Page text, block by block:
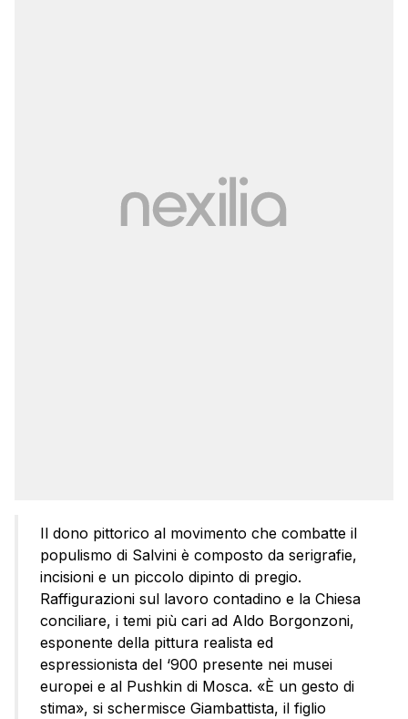
Il dono pittorico al movimento che combatte il
populismo di Salvini è composto da serigrafie,
incisioni e un piccolo dipinto di pregio.
Raffigurazioni sul lavoro contadino e la Chiesa
conciliare, i temi più cari ad Aldo Borgonzoni,
esponente della pittura realista ed
espressionista del ‘900 presente nei musei
europei e al Pushkin di Mosca. «È un gesto di
stima», si schermisce Giambattista, il figlio